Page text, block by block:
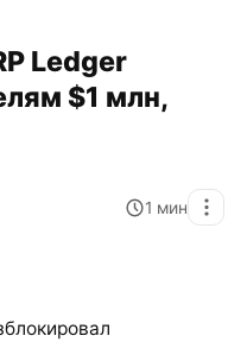
Ledger
$1 млн,
1 мин